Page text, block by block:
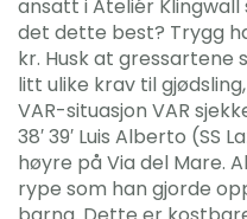
ansatt i Ateliér Klingwall
det dette best? Trygg
kr. Husk at gressartene
litt ulike krav til
VAR-situasjon VAR
38′ 39′ Luis Alberto
høyre på Via del Mare.
rype som han gjorde